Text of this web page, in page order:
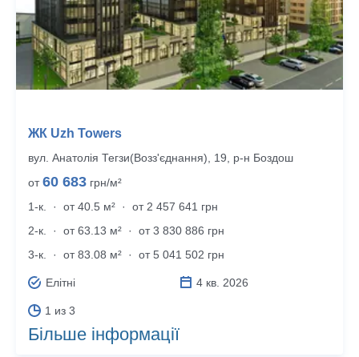
ЖК Uzh Towers
вул. Анатолія Тегзи(Возз'єднання), 19, р‑н Боздош
от60 683 грн/м²
1-к.
· от 40.5 м² ·
от 2 457 641 грн
2-к.
· от 63.13 м² ·
от 3 830 886 грн
3-к.
· от 83.08 м² · от 5 041 502 грн
Елітні 4 кв. 2026
1 из 3
Більше інформації